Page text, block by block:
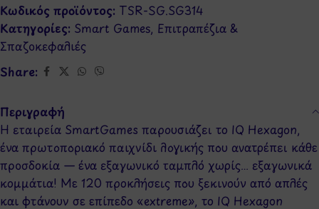
Κωδικός προϊόντος: TSR-SG.SG314
Κατηγορίες: Smart Games, Επιτραπέζια &
Σπαζοκεφαλιές
Share:
Περιγραφή
Η εταιρεία SmartGames παρουσιάζει το IQ Hexagon,
ένα πρωτοποριακό παιχνίδι λογικής που ανατρέπει κάθε
προσδοκία — ένα εξαγωνικό ταμπλό χωρίς… εξαγωνικά
κομμάτια! Με 120 προκλήσεις που ξεκινούν από απλές
και φτάνουν σε επίπεδο «extreme», το IQ Hexagon